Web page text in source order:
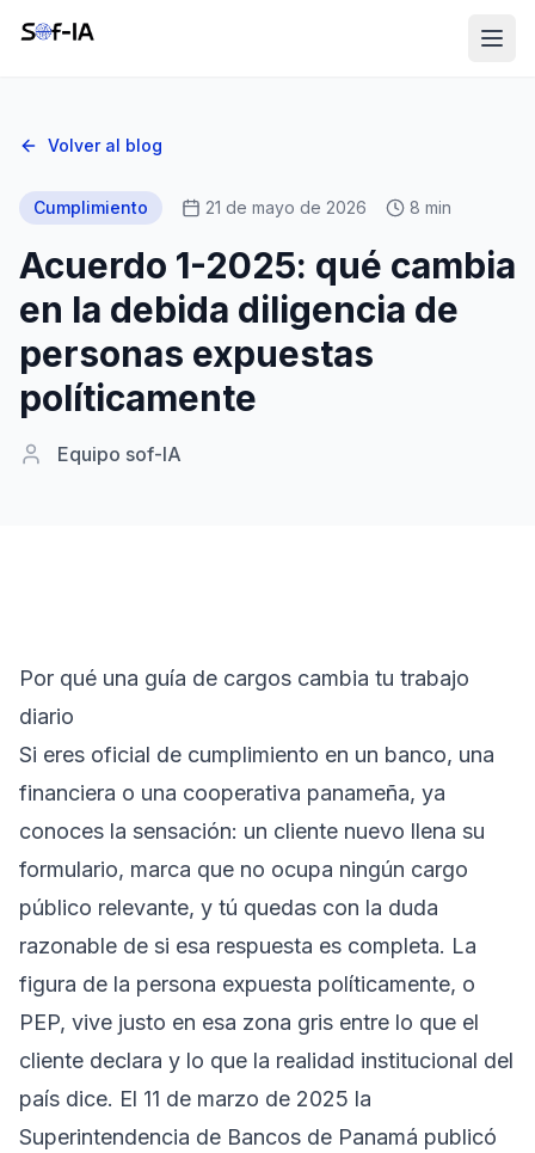
Volver al blog
Cumplimiento 21 de mayo de 2026 8 min
Acuerdo 1-2025: qué cambia
en la debida diligencia de
personas expuestas
políticamente
Equipo sof-IA
Por qué una guía de cargos cambia tu trabajo
diario
Si eres oficial de cumplimiento en un banco, una
financiera o una cooperativa panameña, ya
conoces la sensación: un cliente nuevo llena su
formulario, marca que no ocupa ningún cargo
público relevante, y tú quedas con la duda
razonable de si esa respuesta es completa. La
figura de la persona expuesta políticamente, o
PEP, vive justo en esa zona gris entre lo que el
cliente declara y lo que la realidad institucional del
país dice. El 11 de marzo de 2025 la
Superintendencia de Bancos de Panamá publicó